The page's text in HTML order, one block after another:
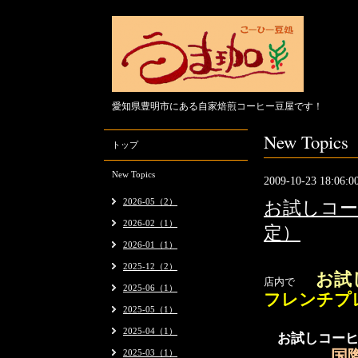
愛知県豊明市にある自家焙煎コーヒー豆屋です！
New Topics
2009-10-23
お試しコ
定）
店内で お試
フレンチプ
お試しコー
トップ
New Topics
2026-05（2）
2026-02（1）
2026-01（1）
2025-12（2）
2025-06（1）
2025-05（1）
2025-04（1）
2025-03（1）